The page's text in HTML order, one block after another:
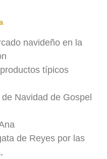
navideño en la
típicos
Navidad de Gospel
de Reyes por las